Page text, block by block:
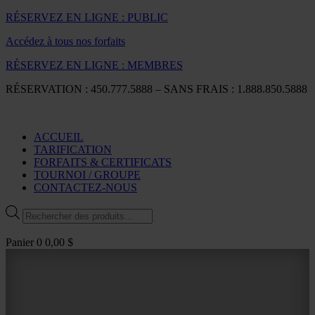
RÉSERVEZ EN LIGNE : PUBLIC
Accédez à tous nos forfaits
RÉSERVEZ EN LIGNE : MEMBRES
RÉSERVATION : 450.777.5888 – SANS FRAIS : 1.888.850.5888
ACCUEIL
TARIFICATION
FORFAITS & CERTIFICATS
TOURNOI / GROUPE
CONTACTEZ-NOUS
Recherche
de
produits
Panier 0 0,00 $